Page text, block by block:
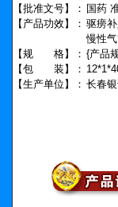
【批准文号】： 国药
【产品功效】： 驱痨
慢性气
【规 格】： {产品
【包 装】：
【生产单位】： 长春